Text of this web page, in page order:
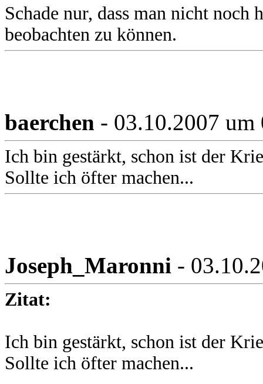
Schade nur, dass man nicht noch
beobachten zu können.
baerchen - 03.10.2007
Ich bin gestärkt, schon ist der
Sollte ich öfter machen...
Joseph_Maronni -
Zitat:
Ich bin gestärkt, schon ist der
Sollte ich öfter machen...